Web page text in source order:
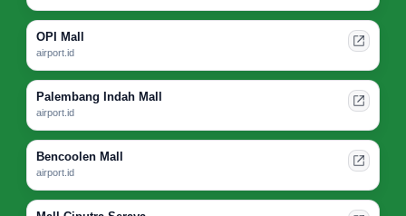
OPI Mall
airport.id
Palembang Indah Mall
airport.id
Bencoolen Mall
airport.id